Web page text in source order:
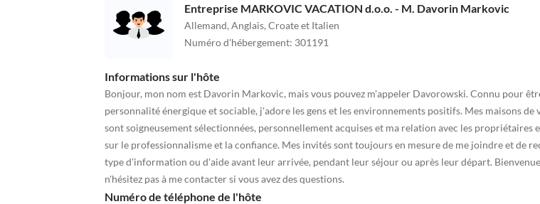
Entreprise MARKOVIC VACATION d.o.o. - M. Davorin Markovic
Allemand, Anglais, Croate et Italien
Numéro d'hébergement: 301191
Informations sur l'hôte
Bonjour, mon nom est Davorin Markovic, mais vous pouvez m'appeler Davorowski. Connu pour
personnalité énergique et sociable, j'adore les gens et les environnements positifs. Mes maisons de
sont soigneusement sélectionnées, personnellement acquises et ma relation avec les propriétaires
sur le professionnalisme et la confiance. Mes invités sont toujours en mesure de me joindre et de
type d'information ou d'aide avant leur arrivée, pendant leur séjour ou après leur départ.
n'hésitez pas à me contacter si vous avez des questions.
Numéro de téléphone de l'hôte